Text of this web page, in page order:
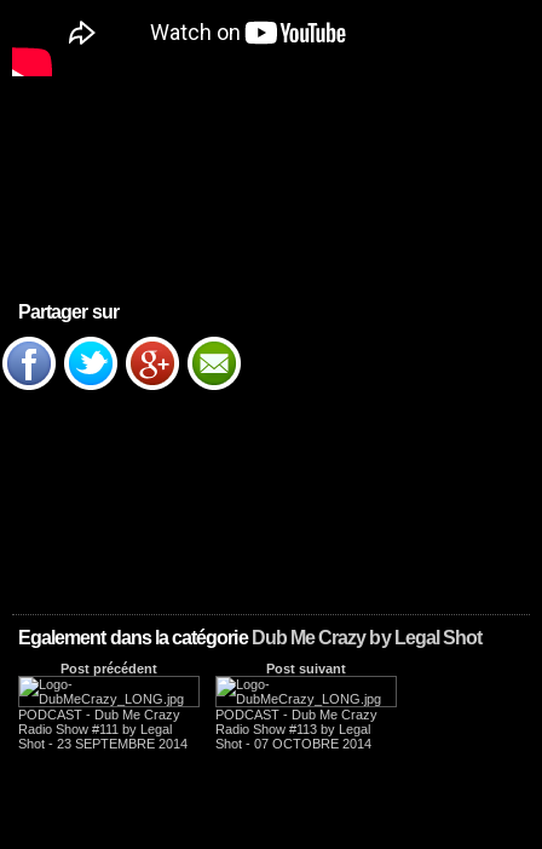
Partager sur
Egalement dans la catégorie Dub Me Crazy by Legal Shot
Post précédent
PODCAST - Dub Me Crazy
Radio Show #111 by Legal
Shot - 23 SEPTEMBRE 2014
Post suivant
PODCAST - Dub Me Crazy
Radio Show #113 by Legal
Shot - 07 OCTOBRE 2014